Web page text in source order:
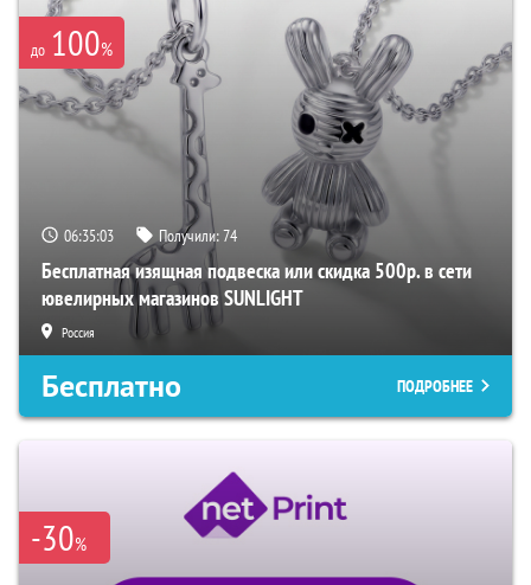
до 100%
06:35:02 Получили:74
Бесплатная изящная подвеска или скидка 500р. в сети
ювелирных магазинов SUNLIGHT
Россия
Бесплатно ПОДРОБНЕЕ
-30%